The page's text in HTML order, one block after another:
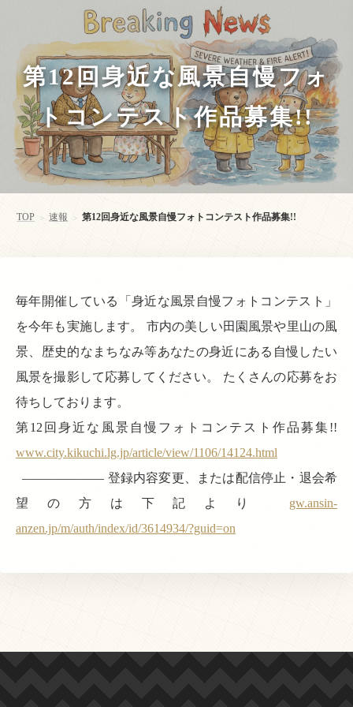
第12回身近な風景自慢フォ
トコンテスト作品募集!!
TOP > 速報 > 第12回身近な風景自慢フォトコンテスト作品募集!!
毎年開催している「身近な風景自慢フォトコンテスト」
を今年も実施します。 市内の美しい田園風景や里山の風
景、歴史的なまちなみ等あなたの身近にある自慢したい
風景を撮影して応募してください。 たくさんの応募をお
待ちしております。
第12回身近な風景自慢フォトコンテスト作品募集!!
www.city.kikuchi.lg.jp/article/view/1106/14124.html
——————– 登録内容変更、または配信停止・退会希
望の方は下記より gw.ansin-
anzen.jp/m/auth/index/id/3614934/?guid=on